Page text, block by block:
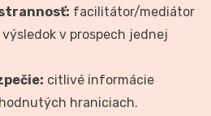
facilitátor/mediátor
v prospech jednej
citlivé informácie
hraniciach.